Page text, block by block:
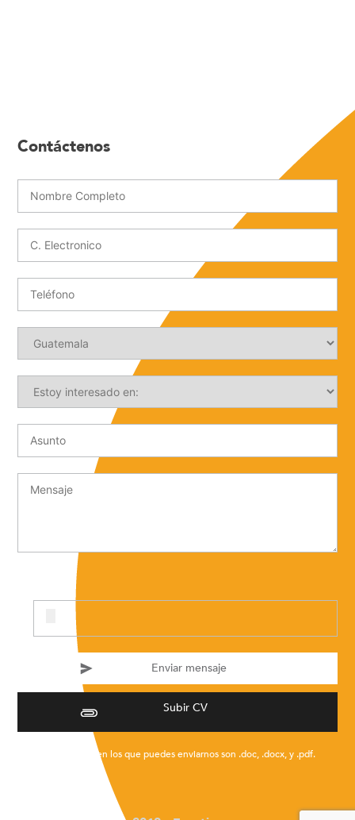
Contáctenos
Subir CV
* Los formatos en los que puedes enviarnos son .doc, .docx, y .pdf.